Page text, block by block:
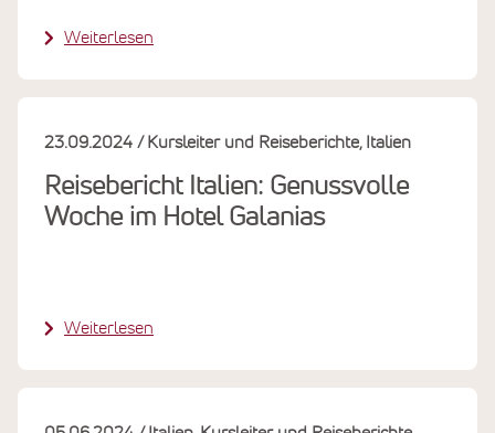
Weiterlesen
Reisebericht Italien: Genussvolle
Woche im Hotel Galanias
23.09.2024 Kursleiter und Reiseberichte Italien
Weiterlesen